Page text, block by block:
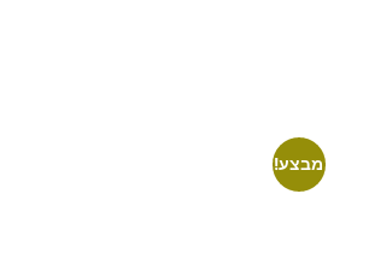
מבצע!